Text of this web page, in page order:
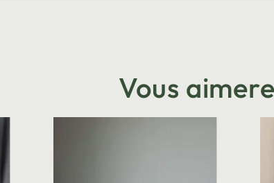
Vous